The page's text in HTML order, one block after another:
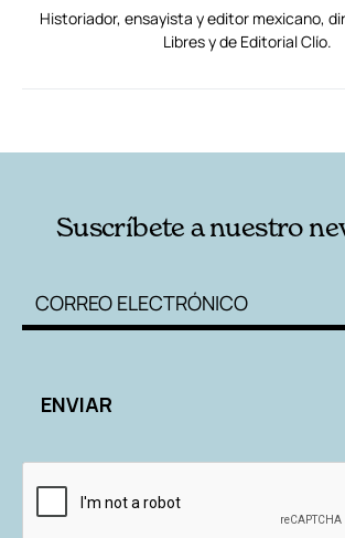
Historiador, ensayista y editor mexicano,
Libres y de Editorial Clío.
Suscríbete a nuestro